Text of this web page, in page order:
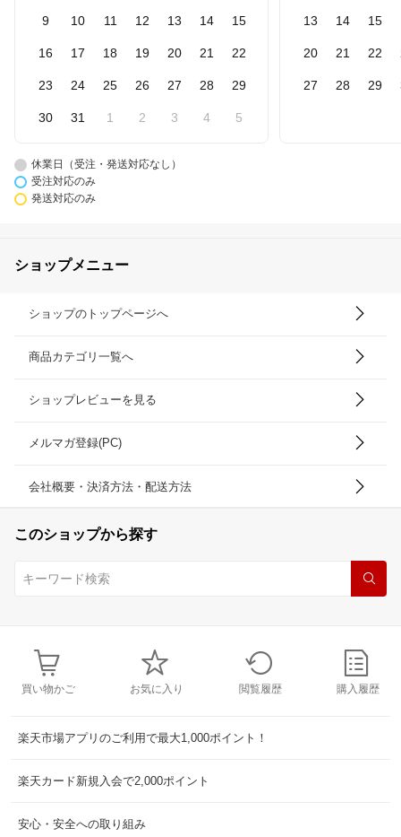
9 10 11 12 13 14 15
16 17 18 19 20 21 22
23 24 25 26 27 28 29
30 31 1 2 3 4 5
13 14 15
20 21 22
27 28 29
休業日（受注・発送対応なし）
受注対応のみ
発送対応のみ
ショップメニュー
ショップのトップページへ
商品カテゴリ一覧へ
ショップレビューを見る
メルマガ登録(PC)
会社概要・決済方法・配送方法
このショップから探す
買い物かご お気に入り 閲覧履歴 購入履歴
楽天市場アプリのご利用で最大1,000ポイント！
楽天カード新規入会で2,000ポイント
安心・安全への取り組み